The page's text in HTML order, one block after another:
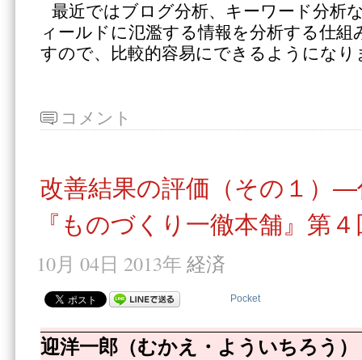
最近ではブログ分析、キーワード分析
ィールドに氾濫する情報を分析する仕
すので、比較的容易にできるようになり
コメント
改善結果の評価（その１）―
『ものづくり一徹本舗』第４
10月 04日 2013年 経済
Pocket
迎洋一郎（むかえ・よういちろう）